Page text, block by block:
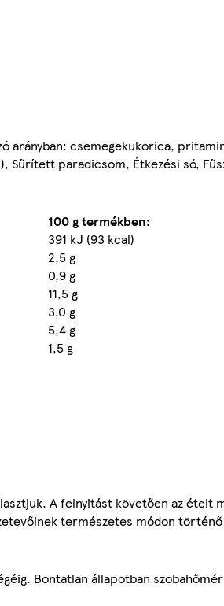
arányban: csemegekukorica,
Sűrített paradicsom, Étkezési só,
100 g termékben:
391 kJ (93 kcal)
2,5 g
0,9 g
11,5 g
3,0 g
5,4 g
1,5 g
A felnyitást követően az ételt
természetes módon
Bontatlan állapotban